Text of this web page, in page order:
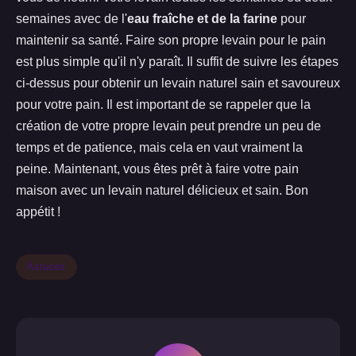
semaines avec de l'eau fraîche et de la farine pour
maintenir sa santé. Faire son propre levain pour le pain
est plus simple qu'il n'y paraît. Il suffit de suivre les étapes
ci-dessus pour obtenir un levain naturel sain et savoureux
pour votre pain. Il est important de se rappeler que la
création de votre propre levain peut prendre un peu de
temps et de patience, mais cela en vaut vraiment la
peine. Maintenant, vous êtes prêt à faire votre pain
maison avec un levain naturel délicieux et sain. Bon
appétit !
Astuces